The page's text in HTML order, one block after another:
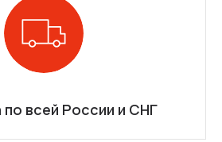
всей России и СНГ